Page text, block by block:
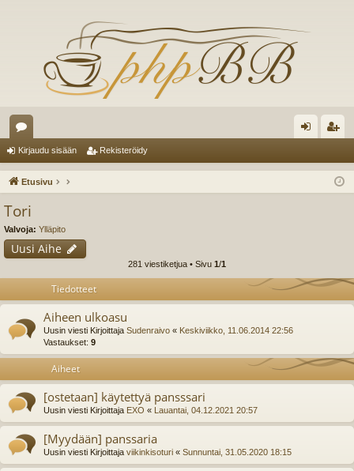
es
ku
ua
au ist
Kirjaudu sisään Rekisteröidy
Etusivu
Tori
Valvoja: Ylläpito
Uusi Aihe
281 viestiketjua • Sivu 1/1
Tiedotteet
Aiheen ulkoasu
Uusin viesti Kirjoittaja Sudenraivo « Keskiviikko, 11.06.2014 22:56
Vastaukset: 9
Aiheet
[ostetaan] käytettyä pansssari
Uusin viesti Kirjoittaja EXO « Lauantai, 04.12.2021 20:57
[Myydään] panssaria
Uusin viesti Kirjoittaja viikinkisoturi « Sunnuntai, 31.05.2020 18:15